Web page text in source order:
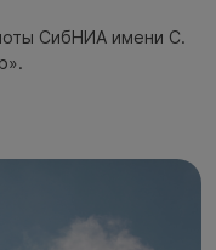
СибНИА имени С.